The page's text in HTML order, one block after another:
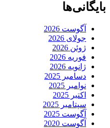
بایگانی‌ها
آگوست 2026
جولای 2026
ژوئن 2026
فوریه 2026
ژانویه 2026
دسامبر 2025
نوامبر 2025
اکتبر 2025
سپتامبر 2025
آگوست 2025
آگوست 2020